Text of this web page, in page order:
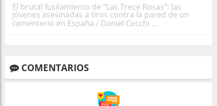
El brutal fusilamiento de “Las Trece Rosas”: las
jóvenes asesinadas a tiros contra la pared de un
cementerio en España / Daniel Cecchi ...
COMENTARIOS